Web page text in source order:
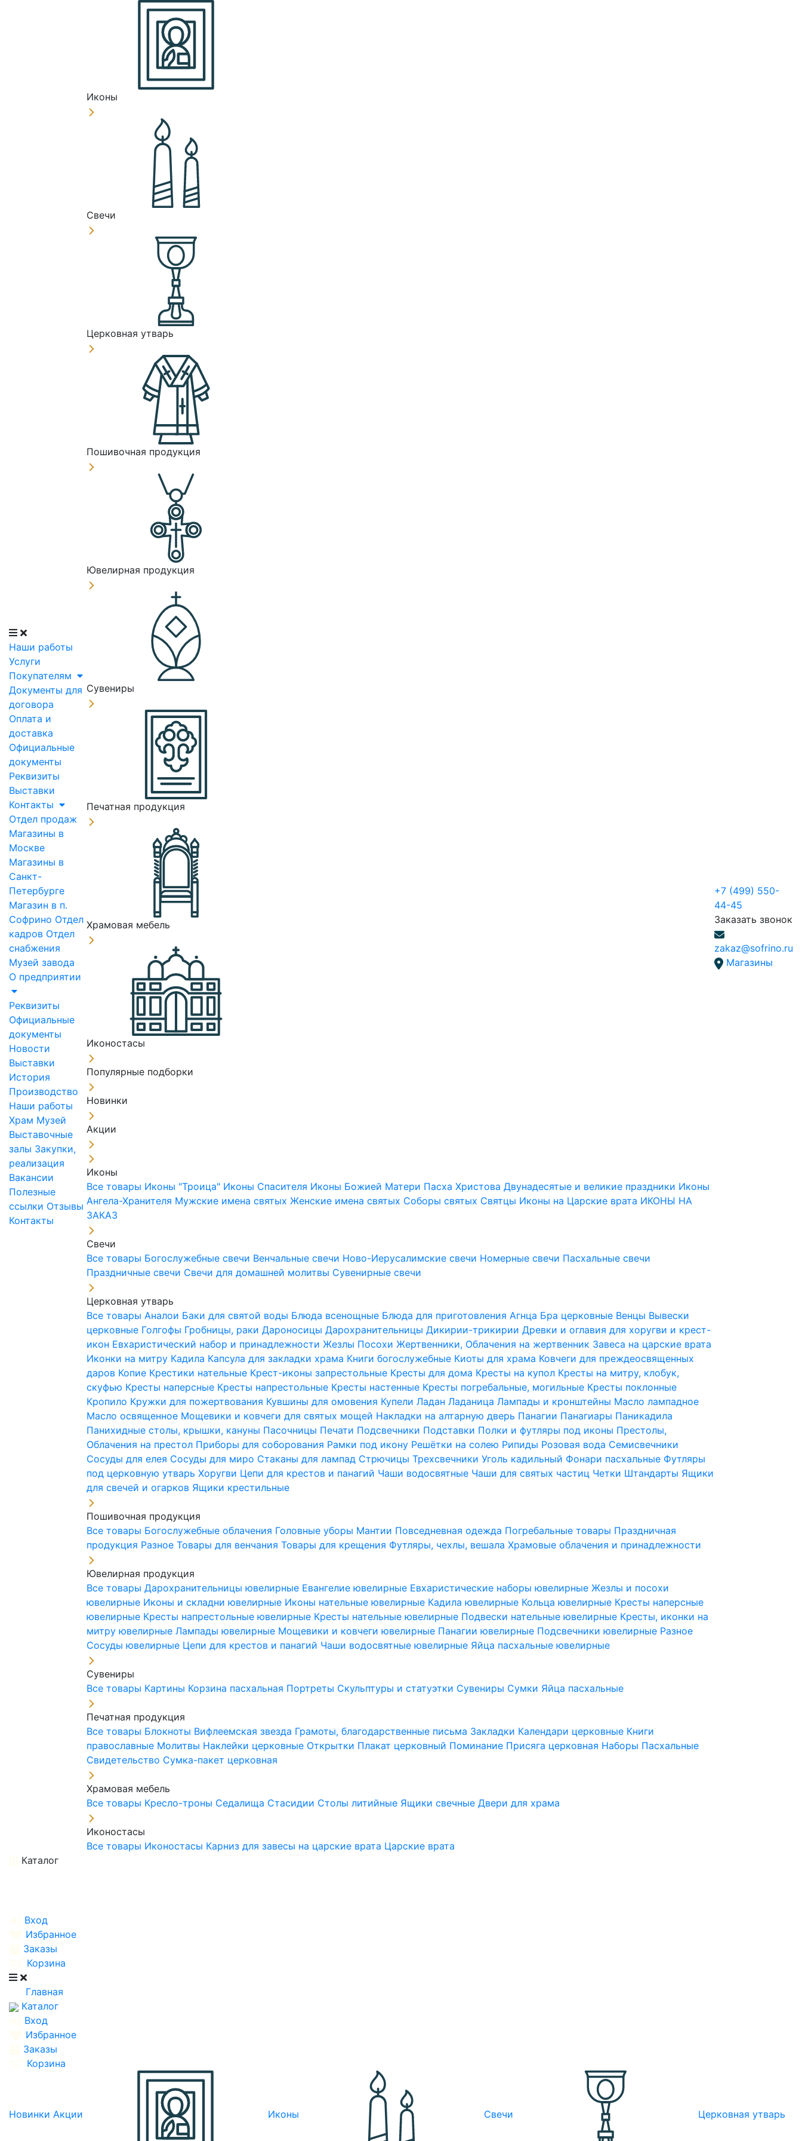
Наши работы
Услуги
Покупателям
Документы для
договора
Оплата и
доставка
Официальные
документы
Реквизиты
Выставки
Контакты
Отдел продаж
Магазины в
Москве
Магазины в
Санкт-
Петербурге
Магазин в п.
Софрино Отдел
кадров Отдел
снабжения
Музей завода
О предприятии
Реквизиты
Официальные
документы
Новости
Выставки
История
Производство
Наши работы
Храм Музей
Выставочные
залы Закупки,
реализация
Вакансии
Полезные
ссылки Отзывы
Контакты
Иконы
Свечи
Церковная утварь
Пошивочная продукция
Ювелирная продукция
Сувениры
Печатная продукция
Храмовая мебель
Иконостасы
Популярные подборки
Новинки
Акции
Иконы
Все товары Иконы "Троица" Иконы Спасителя Иконы Божией Матери Пасха ХристоваДвунадесятые и великие праздники Иконы
Ангела-Хранителя Мужские имена святыхЖенские имена святых Соборы святых Святцы Иконы на Царские врата ИКОНЫ НА
ЗАКАЗ
Свечи
Все товары Богослужебные свечи Венчальные свечи Ново-Иерусалимские свечи Номерные свечи Пасхальные свечи
Праздничные свечи Свечи для домашней молитвы Сувенирные свечи
Церковная утварь
Все товарыАналои Баки для святой воды Блюда всенощные Блюда для приготовления Агнца Бра церковные Венцы Вывески
церковные Голгофы Гробницы, ракиДароносицыДарохранительницыДикирии-трикирииДревки и оглавия для хоругви и крест-
икон Евхаристический набор и принадлежностиЖезлы ПосохиЖертвенники, Облачения на жертвенник Завеса на царские врата
Иконки на митру Кадила Капсула для закладки храма Книги богослужебные Киоты для храма Ковчеги для преждеосвященных
даров Копие Крестики нательные Крест-иконы запрестольные Кресты для дома Кресты на купол Кресты на митру, клобук,
скуфью Кресты наперсные Кресты напрестольные Кресты настенные Кресты погребальные, могильные Кресты поклонные
Кропило Кружки для пожертвования Кувшины для омовения КупелиЛаданЛаданицаЛампады и кронштейны Масло лампадное
Масло освященное Мощевики и ковчеги для святых мощей Накладки на алтарную дверь Панагии Панагиары Паникадила
Панихидные столы, крышки, кануны Пасочницы Печати Подсвечники Подставки Полки и футляры под иконы Престолы,
Облачения на престол Приборы для соборования Рамки под икону Решётки на солею Рипиды Розовая вода Семисвечники
Сосуды для елея Сосуды для миро Стаканы для лампад СтрючицыТрехсвечникиУголь кадильный Фонари пасхальные Футляры
под церковную утварьХоругви Цепи для крестов и панагий Чаши водосвятные Чаши для святых частиц Четки Штандарты Ящики
для свечей и огарков Ящики крестильные
Пошивочная продукция
Все товары Богослужебные облачения Головные уборы Мантии Повседневная одежда Погребальные товары Праздничная
продукция РазноеТовары для венчанияТовары для крещения Футляры, чехлы, вешалаХрамовые облачения и принадлежности
Ювелирная продукция
Все товарыДарохранительницы ювелирные Евангелие ювелирные Евхаристические наборы ювелирныеЖезлы и посохи
ювелирные Иконы и складни ювелирные Иконы нательные ювелирные Кадила ювелирные Кольца ювелирные Кресты наперсные
ювелирные Кресты напрестольные ювелирные Кресты нательные ювелирные Подвески нательные ювелирные Кресты, иконки на
митру ювелирныеЛампады ювелирные Мощевики и ковчеги ювелирные Панагии ювелирные Подсвечники ювелирные Разное
Сосуды ювелирные Цепи для крестов и панагий Чаши водосвятные ювелирные Яйца пасхальные ювелирные
Сувениры
Все товары Картины Корзина пасхальная Портреты Скульптуры и статуэтки Сувениры Сумки Яйца пасхальные
Печатная продукция
Все товары Блокноты Вифлеемская звезда Грамоты, благодарственные письма Закладки Календари церковные Книги
православные Молитвы Наклейки церковные Открытки Плакат церковный Поминание Присяга церковная Наборы Пасхальные
Свидетельство Сумка-пакет церковная
Храмовая мебель
Все товары Кресло-троны Седалища Стасидии Столы литийные Ящики свечныеДвери для храма
Иконостасы
Все товары Иконостасы Карниз для завесы на царские врата Царские врата
+7 (499) 550-
44-45
Заказать звонок
zakaz@sofrino.ru
Магазины
Каталог
Вход
Избранное
Заказы
Корзина
Главная
Каталог
Вход
Избранное
Заказы
Корзина
Новинки Акции Иконы Свечи Церковная утварь